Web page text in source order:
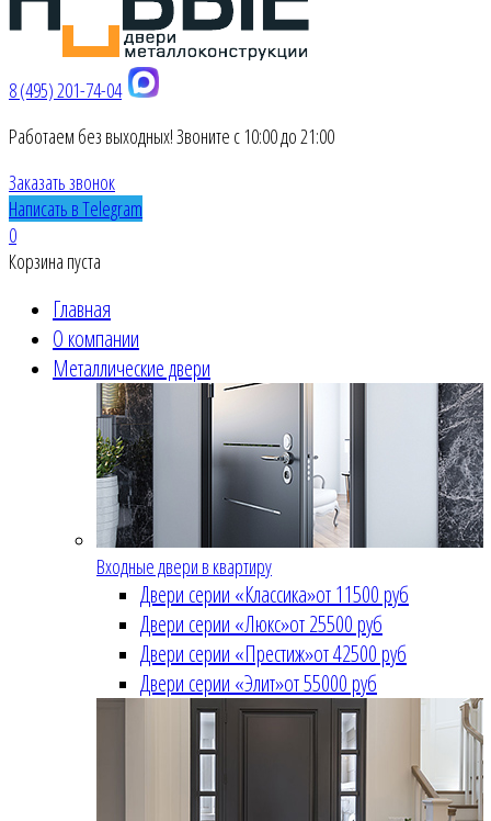
8 (495) 201-74-04
Работаем без выходных! Звоните с 10:00 до 21:00
Заказать звонок
Написать в Telegram
0
Корзина пуста
Главная
О компании
Металлические двери
Входные двери в квартиру
Двери серии «Классика»от 11500 руб
Двери серии «Люкс»от 25500 руб
Двери серии «Престиж»от 42500 руб
Двери серии «Элит»от 55000 руб